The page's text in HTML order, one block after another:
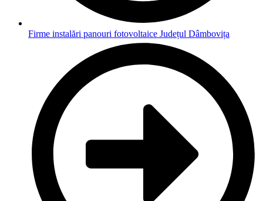
Firme instalări panouri fotovoltaice Județul Dâmbovița